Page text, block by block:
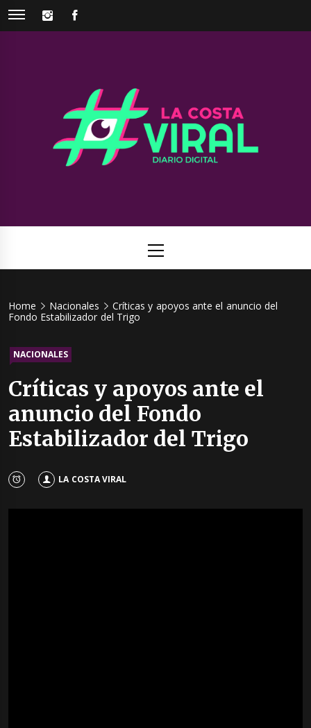
Skip
INSTAGRAM
Viral
Menu
Home Nacionales
Críticas y apoyos ante el anuncio del
Fondo Estabilizador del Trigo
NACIONALES
Críticas y apoyos ante el
anuncio del Fondo
Estabilizador del Trigo
LA COSTA VIRAL